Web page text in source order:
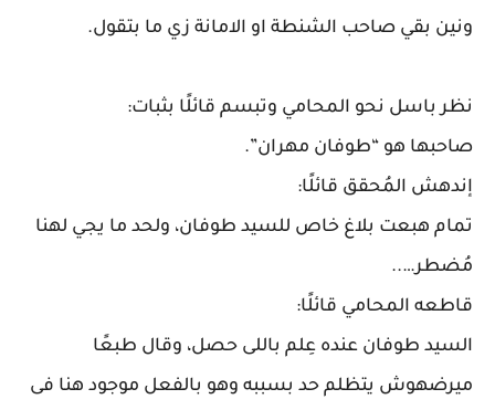
ونين بقي صاحب الشنطة او الامانة زي ما بتقول.
نظر باسل نحو المحامي وتبسم قائلًا بثبات:
صاحبها هو “طوفان مهران”.
إندهش المُحقق قائلًا:
تمام هبعت بلاغ خاص للسيد طوفان، ولحد ما يجي لهنا
مُضطر…..
قاطعه المحامي قائلًا:
السيد طوفان عنده عِلم باللى حصل، وقال طبعًا
ميرضهوش يتظلم حد بسببه وهو بالفعل موجود هنا فى